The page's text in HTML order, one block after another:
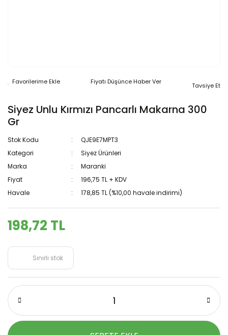
Fiyatı Düşünce Haber Ver Tavsiye Et
Siyez Unlu Kırmızı Pancarlı Makarna 300
Gr
Stok Kodu
QJE9E7MPT3
Kategori
Siyez Ürünleri
Marka
Maranki
Fiyat
196,75 TL + KDV
Havale
178,85 TL (%10,00 havale indirimi)
198,72 TL
Sınırlı stok